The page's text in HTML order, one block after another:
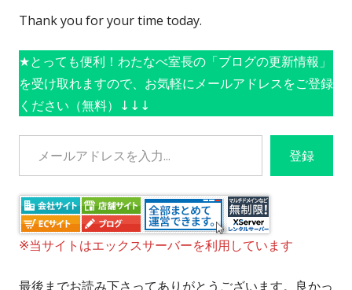
Thank you for your time today.
★とっても便利！わたなべ室長の「ブログの更新情報」
を受け取れますので、お気軽にメールアドレスをご登録
ください（無料）↓↓↓
メールアドレスを入力...
登録
※当サイトはエックスサーバーを利用しています
最後までお読み下さってありがとうございます。良かっ